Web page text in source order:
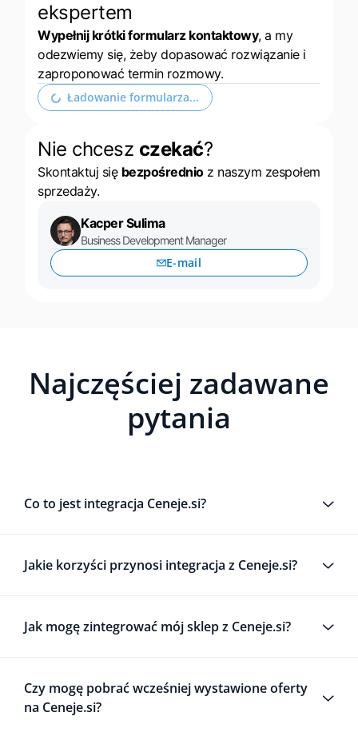
Base Connect
Base Store
Base Courier
Kalkulator korzyści
Kontakt
Odwiedź nas na:
português (BR)
română
中文
ekspertem
Wypełnij krótki formularz kontaktowy, a my
odezwiemy się, żeby dopasować rozwiązanie i
zaproponować termin rozmowy.
Rozwiń formularz kontaktowy
Nie chcesz czekać?
Skontaktuj się bezpośrednioz naszym zespołem
sprzedaży.
Kacper Sulima
Business Development Manager
E-mail
Najczęściej zadawane
pytania
Co to jest integracja Ceneje.si?
Jakie korzyści przynosi integracja z Ceneje.si?
Jak mogę zintegrować mój sklep z Ceneje.si?
Czy mogę pobrać wcześniej wystawione oferty
na Ceneje.si?